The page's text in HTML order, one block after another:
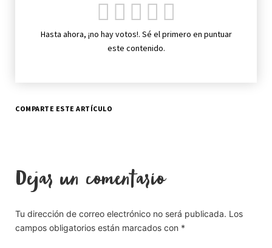
Hasta ahora, ¡no hay votos!. Sé el primero en puntuar
este contenido.
COMPARTE ESTE ARTÍCULO
Dejar un comentario
Tu dirección de correo electrónico no será publicada. Los
campos obligatorios están marcados con *